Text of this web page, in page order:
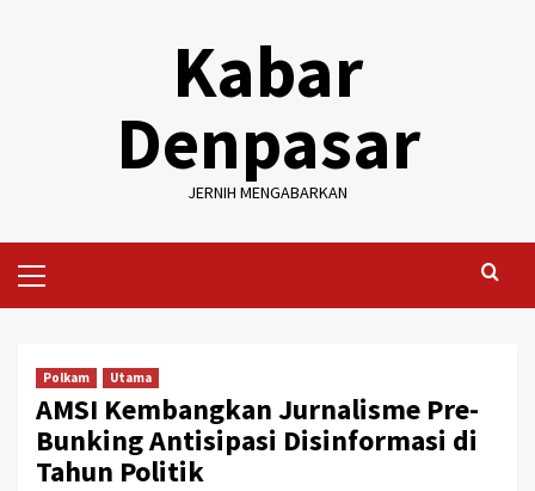
Kabar
Denpasar
JERNIH MENGABARKAN
Menu
Polkam Utama
AMSI Kembangkan Jurnalisme Pre-
Bunking Antisipasi Disinformasi di
Tahun Politik